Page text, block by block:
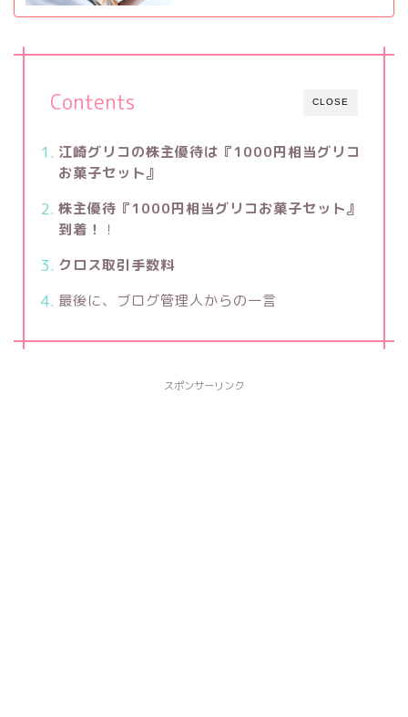
CLOSE
Contents
江崎グリコの株主優待は『1000円相当グリコ
お菓子セット』
株主優待『1000円相当グリコお菓子セット』
到着！
！
クロス取引手数料
最後に、ブログ管理人からの一言
スポンサーリンク